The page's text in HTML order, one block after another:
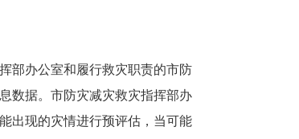
部办公室和履行救灾职责的市防
数据。市防灾减灾救灾指挥部办
出现的灾情进行预评估，当可能